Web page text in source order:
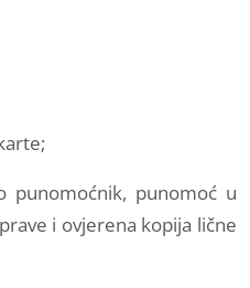
punomoćnik, punomoć u
i ovjerena kopija lične